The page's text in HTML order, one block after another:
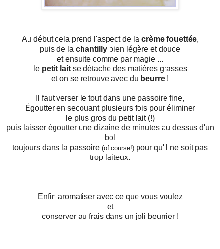
Au début cela prend l'aspect de la crème fouettée,
puis de la chantilly bien légère et douce
et ensuite comme par magie ...
le petit laitse détache des matières grasses
et on se retrouve avec du beurre !
Il faut verser le tout dans une passoire fine,
Égoutter en secouant plusieurs fois pour éliminer
le plus gros du petit lait (!)
puis laisser égoutter une dizaine de minutes au dessus d'un
bol
toujours dans la passoire (of course!) pour qu'il ne soit pas
trop laiteux.
Enfin aromatiser avec ce que vous voulez
et
conserver au frais dans un joli beurrier !